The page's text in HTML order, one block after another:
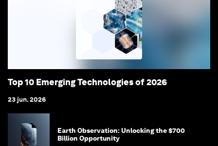
Top 10 Emerging Technologies of 2026
23 jun. 2026
Earth Observation: Unlocking the $700
Billion Opportunity